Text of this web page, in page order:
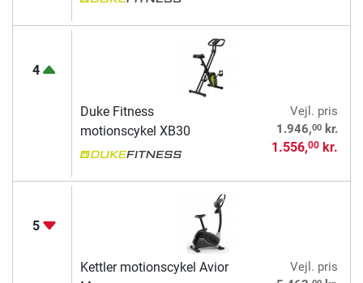
4
Duke Fitness
motionscykel XB30
Vejl. pris
1.946,00kr.
1.556,00kr.
5
Kettler motionscykel Avior
Vejl. pris